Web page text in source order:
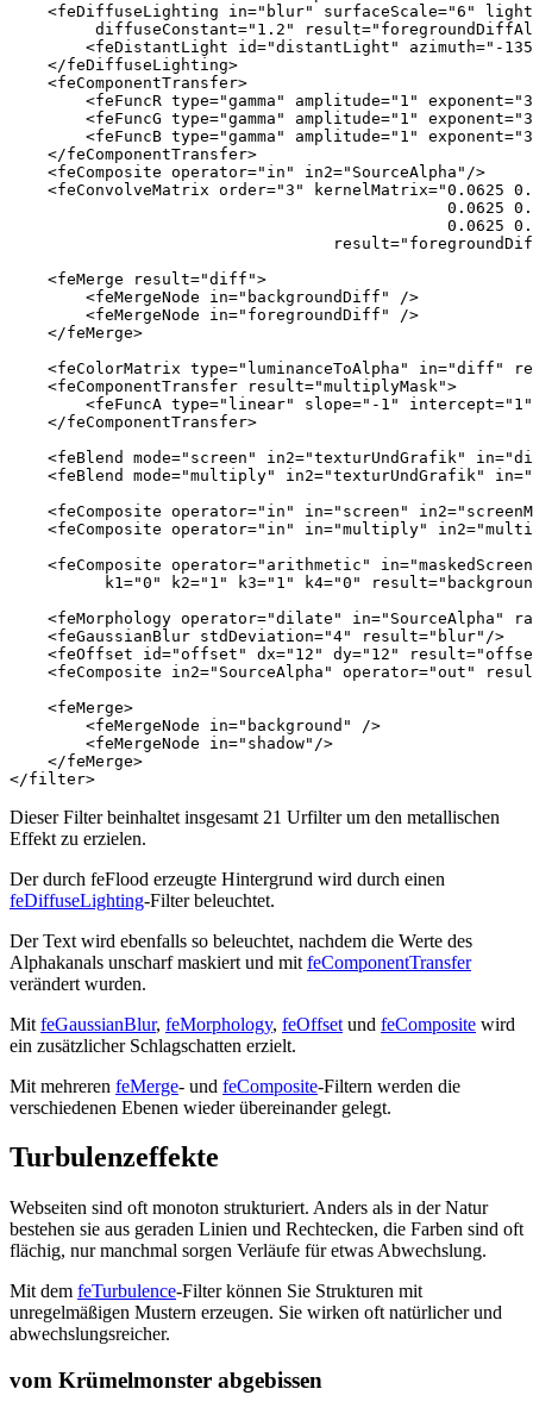
<feDiffuseLighting
in="blur" surfaceScale="6"
diffuseConstant="1.2" result=
<feDistantLight
id="distantLight" azimuth="-
</feDiffuseLighting>
<feComponentTransfer>
<feFuncR type="gamma" amplitude="1" exponent=
<feFuncG type="gamma" amplitude="1" exponent=
<feFuncB type="gamma" amplitude="1" exponent=
</feComponentTransfer>
<feComposite operator="in" in2="SourceAlpha" />
<feConvolveMatrix order="3" kernelMatrix="0.0625
0.0625
0.0625
result=
<feMerge
result="diff">
<feMergeNode
in="backgroundDiff"
/>
<feMergeNode
in="foregroundDiff"
/>
</feMerge>
<feColorMatrix type="luminanceToAlpha" in="diff"
<feComponentTransfer
result="multiplyMask">
<feFuncA type="linear" slope="-1" intercept="1"
</feComponentTransfer>
<feBlend
mode="screen" in2="texturUndGrafik" in=
<feBlend
mode="multiply" in2="texturUndGrafik" in=
<feComposite operator="in" in="screen" in2=
<feComposite operator="in" in="multiply" in2=
<feComposite operator="arithmetic" in=
k1="0" k2="1" k3="1" k4="0" result=
<feMorphology operator="dilate" in="SourceAlpha"
<feGaussianBlur stdDeviation="4" result="blur" />
<feOffset
id="offset" dx="12" dy="12" result=
<feComposite
in2="SourceAlpha" operator="out"
<feMerge>
<feMergeNode
in="background"
/>
<feMergeNode
in="shadow" />
</feMerge>
</filter>
Dieser Filter beinhaltet insgesamt 21 Urfilter um den metallischen
Effekt zu erzielen.
Der durch feFlood erzeugte Hintergrund wird durch einen
feDiffuseLighting-Filter beleuchtet.
Der Text wird ebenfalls so beleuchtet, nachdem die Werte des
Alphakanals unscharf maskiert und mit feComponentTransfer
verändert wurden.
Mit feGaussianBlur, feMorphology, feOffset und feComposite wird
ein zusätzlicher Schlagschatten erzielt.
Mit mehreren feMerge- und feComposite-Filtern werden die
verschiedenen Ebenen wieder übereinander gelegt.
Turbulenzeffekte
Webseiten sind oft monoton strukturiert. Anders als in der Natur
bestehen sie aus geraden Linien und Rechtecken, die Farben sind oft
flächig, nur manchmal sorgen Verläufe für etwas Abwechslung.
Mit dem feTurbulence-Filter können Sie Strukturen mit
unregelmäßigen Mustern erzeugen. Sie wirken oft natürlicher und
abwechslungsreicher.
vom Krümelmonster abgebissen